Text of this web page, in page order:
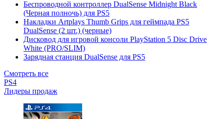
Беспроводной контроллер DualSense Midnight Black
(Черная полночь) для PS5
Накладки Artplays Thumb Grips для геймпада PS5
DualSense (2 шт.) (черные)
Дисковод для игровой консоли PlayStation 5 Disc Drive
White (PRO/SLIM)
Зарядная станция DualSense для PS5
Смотреть все
PS4
Лидеры продаж